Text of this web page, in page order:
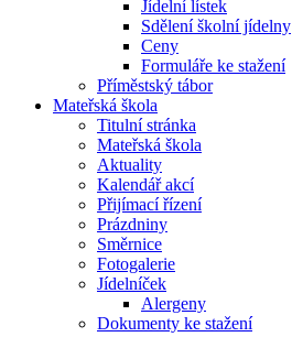
Jídelní lístek
Sdělení školní jídelny
Ceny
Formuláře ke stažení
Příměstský tábor
Mateřská škola
Titulní stránka
Mateřská škola
Aktuality
Kalendář akcí
Přijímací řízení
Prázdniny
Směrnice
Fotogalerie
Jídelníček
Alergeny
Dokumenty ke stažení